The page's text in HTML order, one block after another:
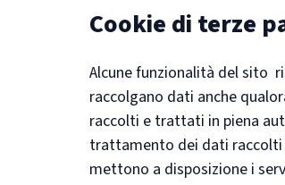
Cookie di terze
Alcune funzionalità del sito
raccolgano dati anche
raccolti e trattati in piena
trattamento dei dati raccolti
mettono a disposizione i